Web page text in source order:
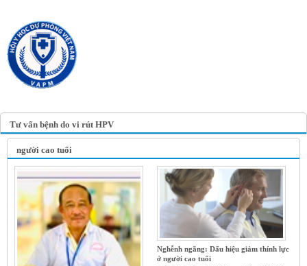
Tư vấn bệnh do vi rút HPV
người cao tuổi
Nghễnh ngãng: Dấu hiệu giảm thính lực
ở người cao tuổi